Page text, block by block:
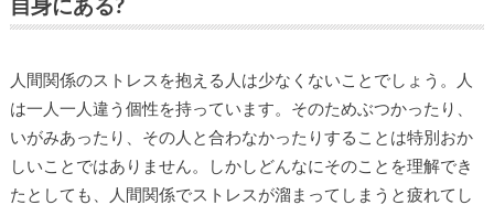
人間関係のストレスを抱える人は少なくないことでしょう。人
は一人一人違う個性を持っています。そのためぶつかったり、
いがみあったり、その人と合わなかったりすることは特別おか
しいことではありません。しかしどんなにそのことを理解でき
たとしても、人間関係でストレスが溜まってしまうと疲れてし